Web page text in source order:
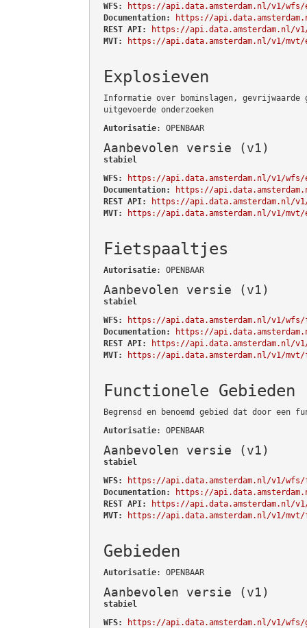
WFS:
https://api.data.amsterdam.nl/v1/wfs/
Documentation:
https://
REST API:
https://api.data.amsterdam.nl/v1/
MVT:
https://api.data.amsterdam.nl/v1/mvt/
Explosieven
Informatie over bominslagen, gevrijwaarde
uitgevoerde onderzoeken
Autorisatie: OPENBAAR
Aanbevolen versie (v1)
stabiel
WFS:
https://api.data.amsterdam.nl/v1/wfs/
Documentation:
https://
REST API:
https://api.data.amsterdam.nl/
MVT:
https://api.data.amsterdam.nl/v1/mvt/
Fietspaaltjes
Autorisatie: OPENBAAR
Aanbevolen versie (v1)
stabiel
WFS:
https://api.data.amsterdam.nl/v1/
Documentation:
https://
REST API:
https://api.data.amsterdam.nl/
MVT:
https://api.data.amsterdam.nl/v1/
Functionele Gebieden
Begrensd en benoemd gebied dat door een
Autorisatie: OPENBAAR
Aanbevolen versie (v1)
stabiel
WFS:
https://api.data.amsterdam.nl/v1/wfs/
Documentation:
https://
REST API:
https://api.data.amsterdam.nl/
MVT:
https://api.data.amsterdam.nl/v1/mvt/
Gebieden
Autorisatie: OPENBAAR
Aanbevolen versie (v1)
stabiel
WFS:
https://api.data.amsterdam.nl/v1/wfs/